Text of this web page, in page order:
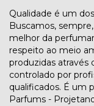
Qualidade é um
Buscamos,
melhor da
respeito ao meio
produzidas através
controlado por
qualificados. É um
Parfums -